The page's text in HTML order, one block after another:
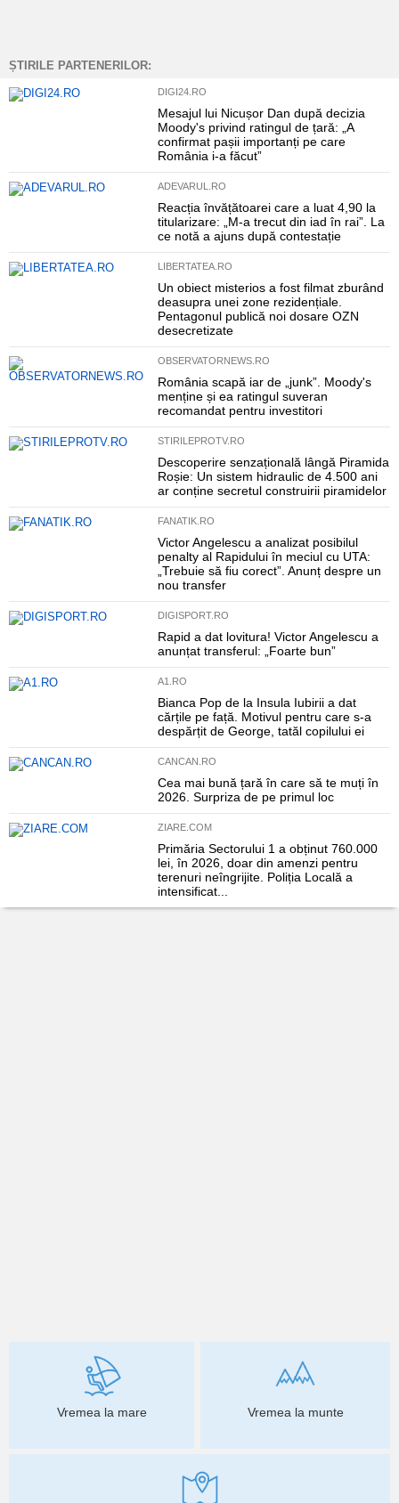
ȘTIRILE PARTENERILOR:
DIGI24.RO
Mesajul lui Nicușor Dan după decizia
Moody's privind ratingul de țară: „A
confirmat pașii importanți pe care
România i-a făcut”
ADEVARUL.RO
Reacția învățătoarei care a luat 4,90 la
titularizare: „M-a trecut din iad în rai”. La
ce notă a ajuns după contestație
LIBERTATEA.RO
Un obiect misterios a fost filmat zburând
deasupra unei zone rezidențiale.
Pentagonul publică noi dosare OZN
desecretizate
OBSERVATORNEWS.RO
România scapă iar de „junk”. Moody's
menține și ea ratingul suveran
recomandat pentru investitori
STIRILEPROTV.RO
Descoperire senzațională lângă Piramida
Roșie: Un sistem hidraulic de 4.500 ani
ar conține secretul construirii piramidelor
FANATIK.RO
Victor Angelescu a analizat posibilul
penalty al Rapidului în meciul cu UTA:
„Trebuie să fiu corect”. Anunț despre un
nou transfer
DIGISPORT.RO
Rapid a dat lovitura! Victor Angelescu a
anunțat transferul: „Foarte bun”
A1.RO
Bianca Pop de la Insula Iubirii a dat
cărțile pe față. Motivul pentru care s-a
despărțit de George, tatăl copilului ei
CANCAN.RO
Cea mai bună țară în care să te muți în
2026. Surpriza de pe primul loc
ZIARE.COM
Primăria Sectorului 1 a obținut 760.000
lei, în 2026, doar din amenzi pentru
terenuri neîngrijite. Poliția Locală a
intensificat...
Vremea la mare Vremea la munte